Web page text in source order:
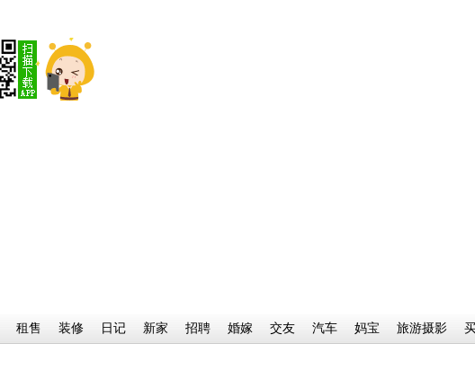
租售 装修 日记 新家 招聘 婚嫁 交友 汽车 妈宝 旅游摄影